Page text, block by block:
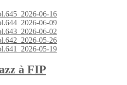
06-16
06-09
06-02
05-26
05-19
à FIP